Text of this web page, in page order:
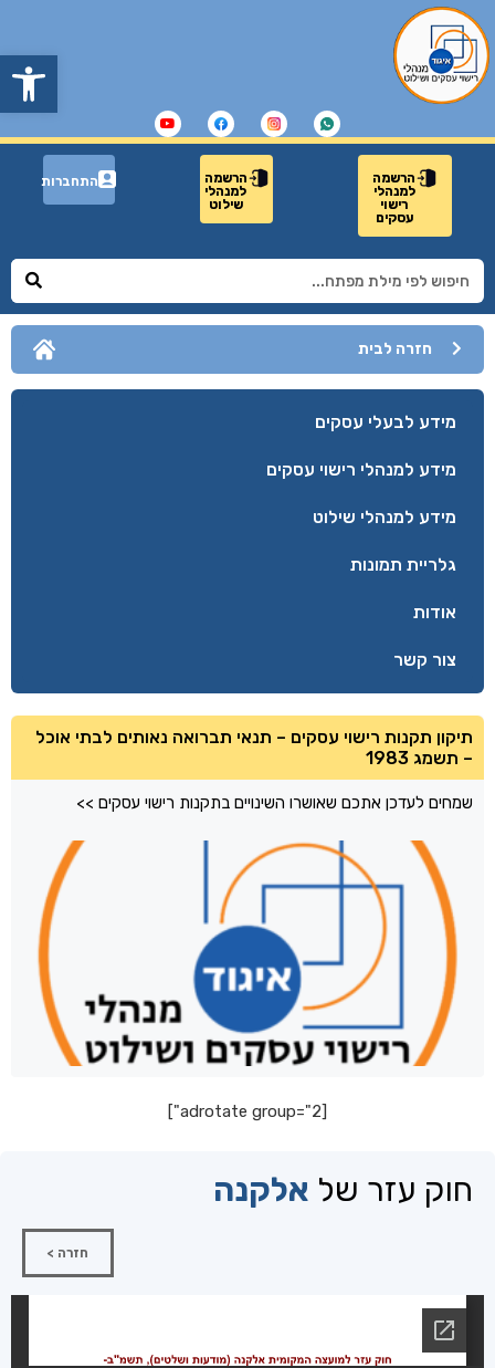
הרשמה
למנהלי
רישוי
עסקים
הרשמה
למנהלי
שילוט
התחברות
חזרה לבית
מידע לבעלי עסקים
מידע למנהלי רישוי עסקים
מידע למנהלי שילוט
גלריית תמונות
אודות
צור קשר
תיקון תקנות רישוי עסקים – תנאי תברואה נאותים לבתי אוכל
– תשמג 1983
שמחים לעדכן אתכם שאושרו השינויים בתקנות רישוי עסקים >>
[adrotate group="2"]
חוק עזר של אלקנה
חזרה >